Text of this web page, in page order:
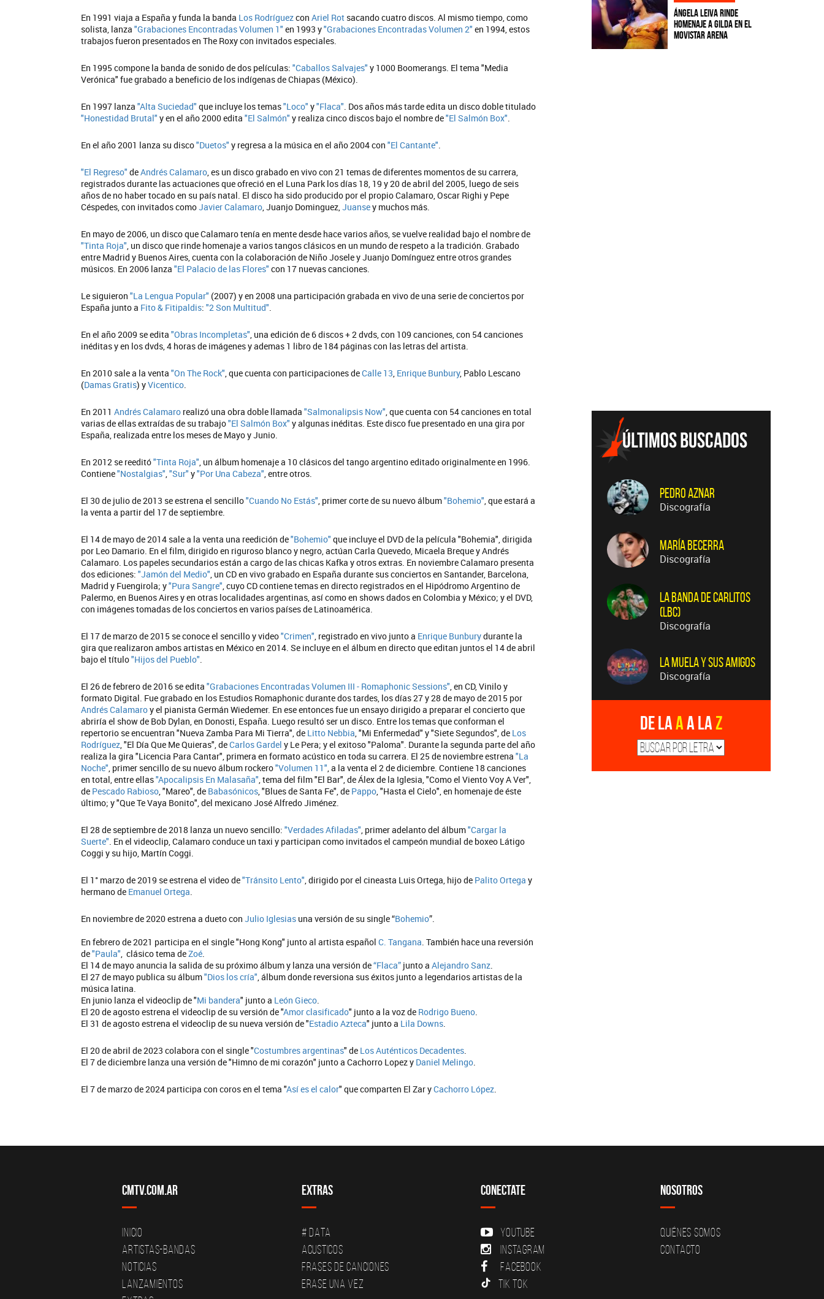
En 1991 viaja a España y funda la banda Los Rodríguezcon Ariel Rot sacando cuatro discos. Al mismo tiempo, como
solista, lanza "Grabaciones Encontradas Volumen 1" en 1993 y"Grabaciones Encontradas Volumen 2" en 1994, estos
trabajos fueron presentados en The Roxy con invitados especiales.
En 1995 compone la banda de sonido de dos películas: "Caballos Salvajes" y 1000 Boomerangs. El tema "Media
Verónica" fue grabado a beneficio de los indígenas de Chiapas (México).
En 1997 lanza "Alta Suciedad" que incluye los temas"Loco" y"Flaca". Dos años más tarde edita un disco doble titulado
"Honestidad Brutal" y en el año 2000 edita "El Salmón" y realiza cinco discos bajo el nombre de"El Salmón Box".
En el año 2001 lanza su disco"Duetos" y regresa a la música en el año 2004 con "El Cantante".
"El Regreso" deAndrés Calamaro, es un disco grabado en vivo con 21 temas de diferentes momentos de su carrera,
registrados durante las actuaciones que ofreció en el Luna Park los días 18, 19 y 20 de abril del 2005, luego de seis
años de no haber tocado en su país natal. El disco ha sido producido por el propio Calamaro, Oscar Righi y Pepe
Céspedes, con invitados comoJavier Calamaro, Juanjo Dominguez,Juansey muchos más.
En mayo de 2006, un disco que Calamaro tenía en mente desde hace varios años, se vuelve realidad bajo el nombre de
"Tinta Roja", un disco que rinde homenaje a varios tangos clásicos en un mundo de respeto a la tradición. Grabado
entre Madrid y Buenos Aires, cuenta con la colaboración de Niño Josele y Juanjo Domínguez entre otros grandes
músicos. En 2006 lanza "El Palacio de las Flores" con 17 nuevas canciones.
Le siguieron "La Lengua Popular" (2007) y en 2008 una participación grabada en vivo de una serie de conciertos por
España junto a Fito & Fitipaldis: "2 Son Multitud".
En el año 2009 se edita "Obras Incompletas", una edición de 6 discos + 2 dvds, con 109 canciones, con 54 canciones
inéditas y en los dvds, 4 horas de imágenes y ademas 1 libro de 184 páginas con las letras del artista.
En 2010 sale a la venta "On The Rock", que cuenta con participaciones deCalle 13, Enrique Bunbury, Pablo Lescano
(Damas Gratis) yVicentico.
En 2011 Andrés Calamaro realizó una obra doble llamada "Salmonalipsis Now", que cuenta con 54 canciones en total
varias de ellas extraídas de su trabajo"El Salmón Box" y algunas inéditas. Este disco fue presentado en una gira por
España, realizada entre los meses de Mayo y Junio.
En 2012 se reeditó"Tinta Roja", un álbum homenaje a 10 clásicos del tango argentino editado originalmente en 1996.
Contiene"Nostalgias","Sur" y"Por Una Cabeza", entre otros.
El 30 de julio de 2013 se estrena el sencillo"Cuando No Estás", primer corte de su nuevo álbum"Bohemio", que estará a
la venta a partir del 17 de septiembre.
El 14 de mayo de 2014 sale a la venta una reedición de"Bohemio" que incluye el DVD de la película "Bohemia", dirigida
por Leo Damario. En el film, dirigido en riguroso blanco y negro, actúan Carla Quevedo, Micaela Breque y Andrés
Calamaro. Los papeles secundarios están a cargo de las chicas Kafka y otros extras. En noviembre Calamaro presenta
dos ediciones: "Jamón del Medio", un CD en vivo grabado en España durante sus conciertos en Santander, Barcelona,
Madrid y Fuengirola; y"Pura Sangre", cuyo CD contiene temas en directo registrados en el Hipódromo Argentino de
Palermo, en Buenos Aires y en otras localidades argentinas, así como en shows dados en Colombia y México; y el DVD,
con imágenes tomadas de los conciertos en varios países de Latinoamérica.
El 17 de marzo de 2015 se conoce el sencillo y video"Crimen", registrado en vivo junto a Enrique Bunburydurante la
gira que realizaron ambos artistas en México en 2014. Se incluye en el álbum en directo que editan juntos el 14 de abril
bajo el título"Hijos del Pueblo".
El 26 de febrero de 2016 se edita "Grabaciones Encontradas Volumen III - Romaphonic Sessions", en CD, Vinilo y
formato Digital. Fue grabado en los Estudios Romaphonic durante dos tardes, los días 27 y 28 de mayo de 2015 por
Andrés Calamaroy el pianista Germán Wiedemer. En ese entonces fue un ensayo dirigido a preparar el concierto que
abriría el show de Bob Dylan, en Donosti, España. Luego resultó ser un disco. Entre los temas que conforman el
repertorio se encuentran "Nueva Zamba Para Mi Tierra", de Litto Nebbia, "Mi Enfermedad" y "Siete Segundos", de Los
Rodríguez, "El Día Que Me Quieras", deCarlos Gardel y Le Pera; y el exitoso "Paloma". Durante la segunda parte del año
realiza la gira "Licencia Para Cantar", primera en formato acústico en toda su carrera. El 25 de noviembre estrena "La
Noche", primer sencillo de su nuevo álbum rockero"Volumen 11", a la venta el 2 de diciembre. Contiene 18 canciones
en total, entre ellas"Apocalipsis En Malasaña", tema del film "El Bar", de Álex de la Iglesia, "Como el Viento Voy A Ver",
de Pescado Rabioso, "Mareo", de Babasónicos, "Blues de Santa Fe", de Pappo, "Hasta el Cielo", en homenaje de éste
último; y "Que Te Vaya Bonito", del mexicano José Alfredo Jiménez.
El 28 de septiembre de 2018 lanza un nuevo sencillo: "Verdades Afiladas", primer adelanto del álbum"Cargar la
Suerte". En el videoclip, Calamaro conduce un taxi y participan como invitados el campeón mundial de boxeo Látigo
Coggi y su hijo, Martín Coggi.
El 1° marzo de 2019 se estrena el video de"Tránsito Lento", dirigido por el cineasta Luis Ortega, hijo de Palito Ortega y
hermano de Emanuel Ortega.
En noviembre de 2020 estrena a dueto con Julio Iglesias una versión de su single “Bohemio”.
En febrero de 2021 participa en el single "Hong Kong" junto al artista español C. Tangana. También hace una reversión
de"Paula", clásico tema deZoé.
El 14 de mayo anuncia la salida de su próximo álbum y lanza una versión de“Flaca” junto a Alejandro Sanz.
El 27 de mayo publica su álbum"Dios los cría", álbum donde reversiona sus éxitos junto a legendarios artistas de la
música latina.
En junio lanza el videoclip de "Mi bandera" junto a León Gieco.
El 20 de agosto estrena el videoclip de su versión de "Amor clasificado" junto a la voz de Rodrigo Bueno.
El 31 de agosto estrena el videoclip de su nueva versión de "Estadio Azteca" junto a Lila Downs.
El 20 de abril de 2023 colabora con el single "Costumbres argentinas" de Los Auténticos Decadentes.
El 7 de diciembre lanza una versión de "Himno de mi corazón" junto a Cachorro Lopez y Daniel Melingo.
El 7 de marzo de 2024 participa con coros en el tema "Así es el calor" que comparten El Zar yCachorro López.
Ángela Leiva rinde
homenaje a Gilda en el
Movistar Arena
Pedro Aznar
Discografía
María Becerra
Discografía
La Banda de Carlitos
(LBC)
Discografía
La Muela y Sus Amigos
Discografía
De laAa laZ
CMTV.com.ar
Inicio
Artistas-Bandas
Noticias
Lanzamientos
Extras
# DATA
Acusticos
Frases de canciones
Erase una vez
Conectate
YouTube
Instagram
Facebook
Tik Tok
Nosotros
Quiénes Somos
Contacto